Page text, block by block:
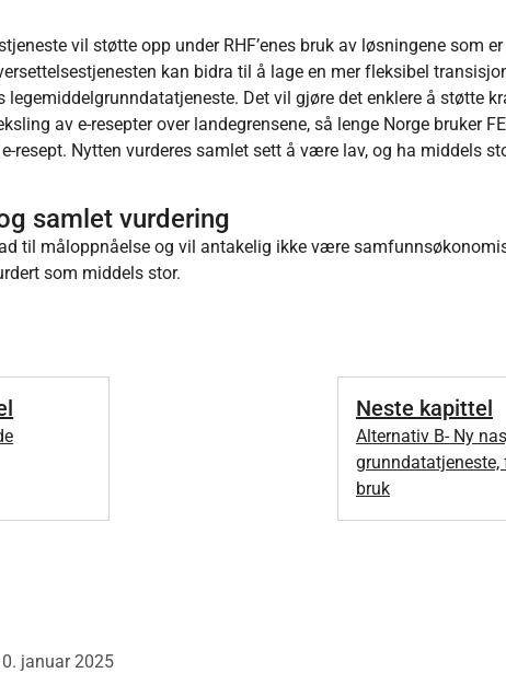
vil støtte opp under RHF’enes bruk av løsningene som
kan bidra til å lage en mer fleksibel
legemiddelgrunndatatjeneste. Det vil gjøre det enklere å støtte
av e-resepter over landegrensene, så lenge Norge bruker
resept. Nytten vurderes samlet sett å være lav, og ha middels
samlet vurdering
til måloppnåelse og vil antakelig ikke være
som middels stor.
Neste kapittel
Alternativ B- Ny
grunndatatjeneste,
bruk
januar 2025